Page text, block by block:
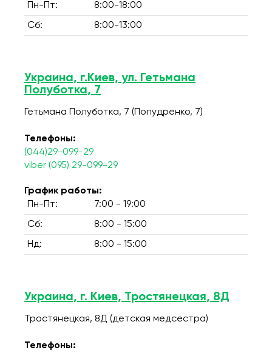
Пн-Пт:
8:00-18:00
Сб: 8:00-13:00
Украина, г.Киев, ул. Гетьмана
Полуботка, 7
Гетьмана Полуботка, 7 (Попудренко, 7)
Телефоны:
(044)29-099-29
viber (095) 29-099-29
График работы:
Пн-Пт:
7:00 - 19:00
Сб: 8:00 - 15:00
Нд: 8:00 - 15:00
Украина, г. Киев, Тростянецкая, 8Д
Тростянецкая, 8Д (детская медсестра)
Телефоны: